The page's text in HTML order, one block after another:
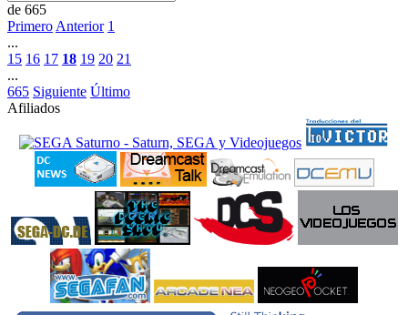
de 665
Primero Anterior 1
...
15 16 17 18 19 20 21
...
665 Siguiente Último
Afiliados